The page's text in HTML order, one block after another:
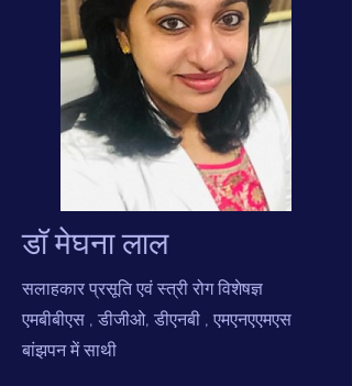
डॉ मेघना लाल
सलाहकार प्रसूति एवं स्त्री रोग विशेषज्ञ
एमबीबीएस , डीजीओ, डीएनबी , एमएनएएमएस
बांझपन में साथी